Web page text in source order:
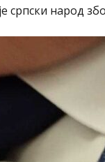
српски народ